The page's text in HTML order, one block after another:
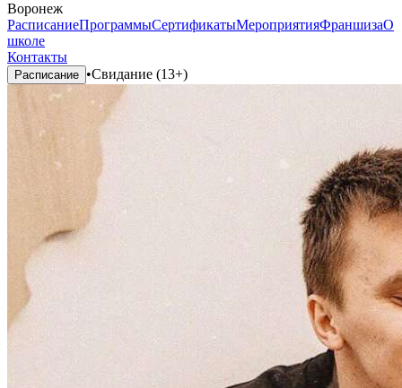
Воронеж
РасписаниеПрограммыСертификатыМероприятияФраншизаО
школе
Контакты
Расписание •Свидание (13+)